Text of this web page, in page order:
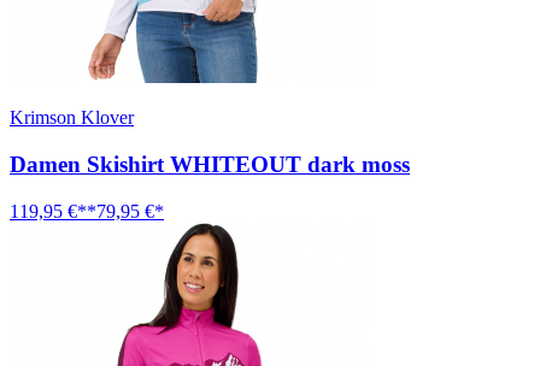
Krimson Klover
Damen Skishirt WHITEOUT dark moss
119,95 €**79,95 €*